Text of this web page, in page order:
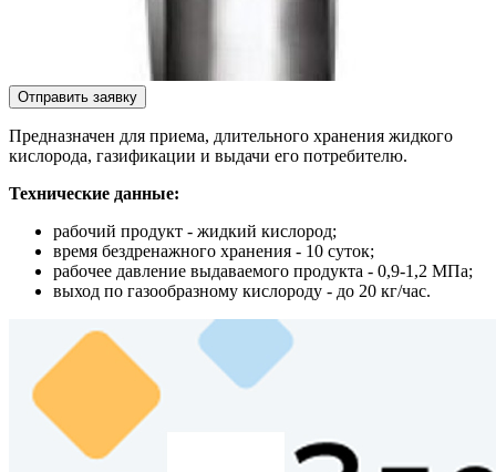
Отправить заявку
Предназначен для приема, длительного хранения жидкого
кислорода, газификации и выдачи его потребителю.
Технические данные:
рабочий продукт - жидкий кислород;
время бездренажного хранения - 10 суток;
рабочее давление выдаваемого продукта - 0,9-1,2 МПа;
выход по газообразному кислороду - до 20 кг/час.